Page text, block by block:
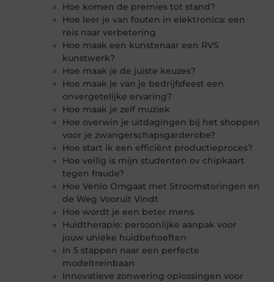
Hoe komen de premies tot stand?
Hoe leer je van fouten in elektronica: een
reis naar verbetering
Hoe maak een kunstenaar een RVS
kunstwerk?
Hoe maak je de juiste keuzes?
Hoe maak je van je bedrijfsfeest een
onvergetelijke ervaring?
Hoe maak je zelf muziek
Hoe overwin je uitdagingen bij het shoppen
voor je zwangerschapsgarderobe?
Hoe start ik een efficiënt productieproces?
Hoe veilig is mijn studenten ov chipkaart
tegen fraude?
Hoe Venlo Omgaat met Stroomstoringen en
de Weg Vooruit Vindt
Hoe wordt je een beter mens
Huidtherapie: persoonlijke aanpak voor
jouw unieke huidbehoeften
In 5 stappen naar een perfecte
modeltreinbaan
Innovatieve zonwering oplossingen voor